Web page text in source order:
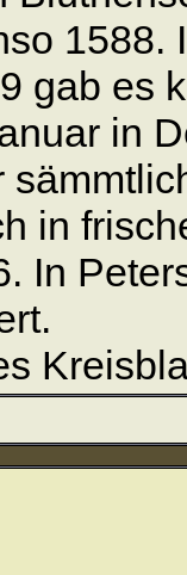
1588.
gab es
in
in
In